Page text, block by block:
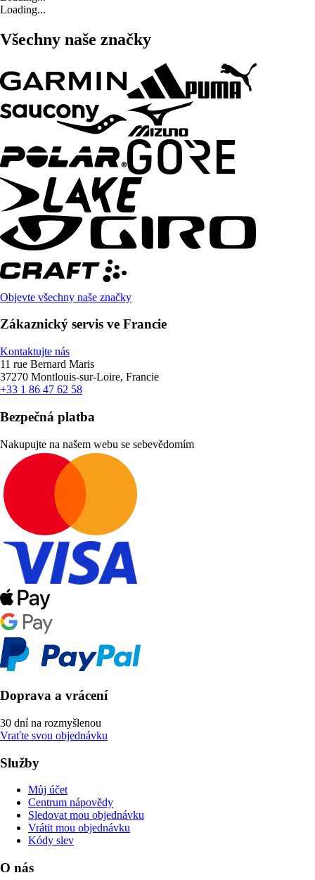
Loading...
Všechny naše značky
Objevte všechny naše značky
Zákaznický servis ve Francie
Kontaktujte nás
11 rue Bernard Maris
37270 Montlouis-sur-Loire, Francie
+33 1 86 47 62 58
Bezpečná platba
Nakupujte na našem webu se sebevědomím
Doprava a vrácení
30 dní na rozmyšlenou
Vraťte svou objednávku
Služby
Můj účet
Centrum nápovědy
Sledovat mou objednávku
Vrátit mou objednávku
Kódy slev
O nás